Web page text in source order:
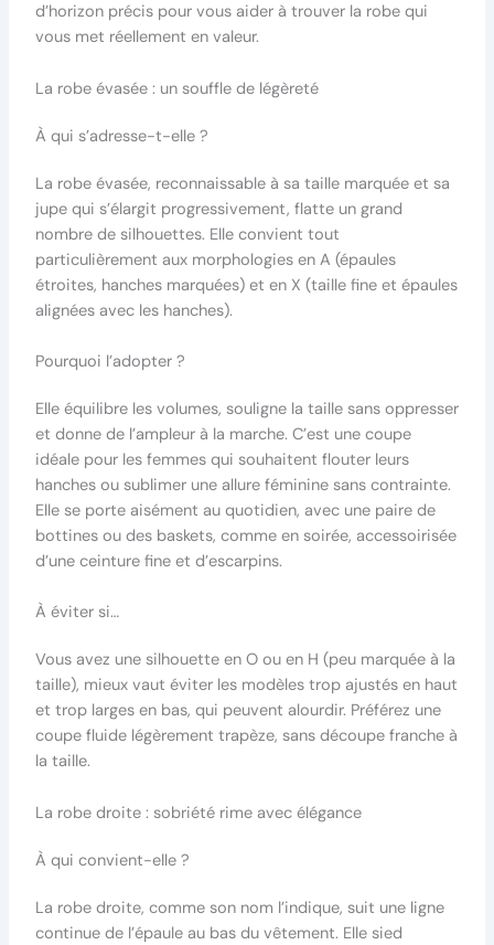
d’horizon précis pour vous aider à trouver la robe qui
vous met réellement en valeur.
La robe évasée : un souffle de légèreté
À qui s’adresse-t-elle ?
La robe évasée, reconnaissable à sa taille marquée et sa
jupe qui s’élargit progressivement, flatte un grand
nombre de silhouettes. Elle convient tout
particulièrement aux morphologies en A (épaules
étroites, hanches marquées) et en X (taille fine et épaules
alignées avec les hanches).
Pourquoi l’adopter ?
Elle équilibre les volumes, souligne la taille sans oppresser
et donne de l’ampleur à la marche. C’est une coupe
idéale pour les femmes qui souhaitent flouter leurs
hanches ou sublimer une allure féminine sans contrainte.
Elle se porte aisément au quotidien, avec une paire de
bottines ou des baskets, comme en soirée, accessoirisée
d’une ceinture fine et d’escarpins.
À éviter si…
Vous avez une silhouette en O ou en H (peu marquée à la
taille), mieux vaut éviter les modèles trop ajustés en haut
et trop larges en bas, qui peuvent alourdir. Préférez une
coupe fluide légèrement trapèze, sans découpe franche à
la taille.
La robe droite : sobriété rime avec élégance
À qui convient-elle ?
La robe droite, comme son nom l’indique, suit une ligne
continue de l’épaule au bas du vêtement. Elle sied